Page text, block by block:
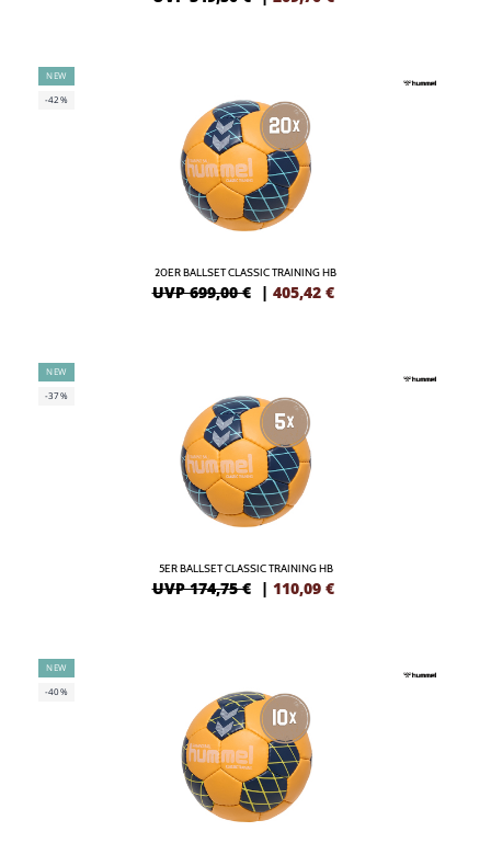
NEW
-42%
20ER BALLSET CLASSIC TRAINING HB
UVP 699,00 € | 405,42 €
NEW
-37%
5ER BALLSET CLASSIC TRAINING HB
UVP 174,75 € | 110,09 €
NEW
-40%